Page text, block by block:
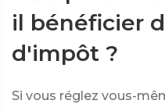
il bénéficier
d'impôt ?
Si vous réglez vous-